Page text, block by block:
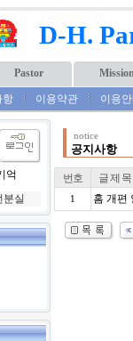
D-H.
Pastor
항 이용약관 이용안
억
분실
notice
공지사항
번호 글 제 목
1 홈 개편